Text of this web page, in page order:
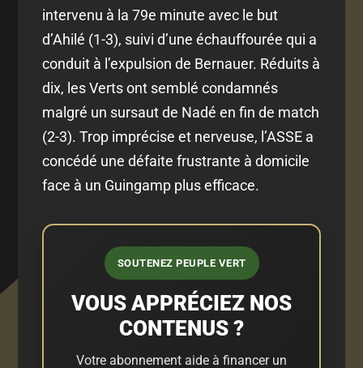
intervenu à la 79e minute avec le but
d’Ahilé (1-3), suivi d’une échauffourée qui a
conduit à l’expulsion de Bernauer. Réduits à
dix, les Verts ont semblé condamnés
malgré un sursaut de Nadé en fin de match
(2-3). Trop imprécise et nerveuse, l’ASSE a
concédé une défaite frustrante à domicile
face à un Guingamp plus efficace.
SOUTENEZ PEUPLE VERT
VOUS APPRÉCIEZ NOS
CONTENUS ?
Votre abonnement aide à financer un